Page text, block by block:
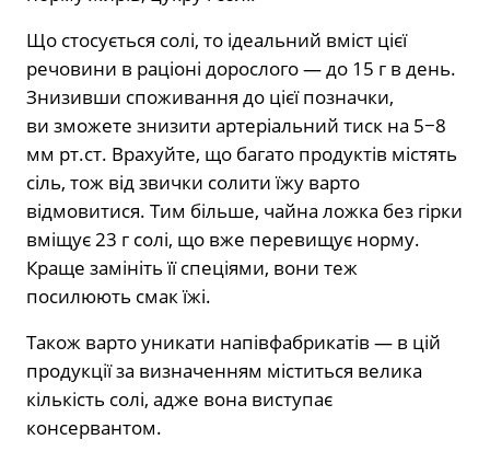
Що стосується солі, то ідеальний вміст цієї
речовини в раціоні дорослого — до 15 г в день.
Знизивши споживання до цієї позначки,
ви зможете знизити артеріальний тиск на 5−8
мм рт.ст. Врахуйте, що багато продуктів містять
сіль, тож від звички солити їжу варто
відмовитися. Тим більше, чайна ложка без гірки
вміщує 23 г солі, що вже перевищує норму.
Краще замініть її спеціями, вони теж
посилюють смак їжі.
Також варто уникати напівфабрикатів — в цій
продукції за визначенням міститься велика
кількість солі, адже вона виступає
консервантом.